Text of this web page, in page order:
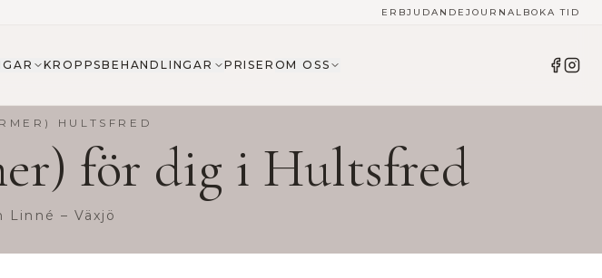
ERBJUDANDE JOURNAL BOKA TID
KROPPSBEHANDLINGAR PRISER OM OSS
HULTSFRED
för dig i Hultsfred
Linné – Växjö